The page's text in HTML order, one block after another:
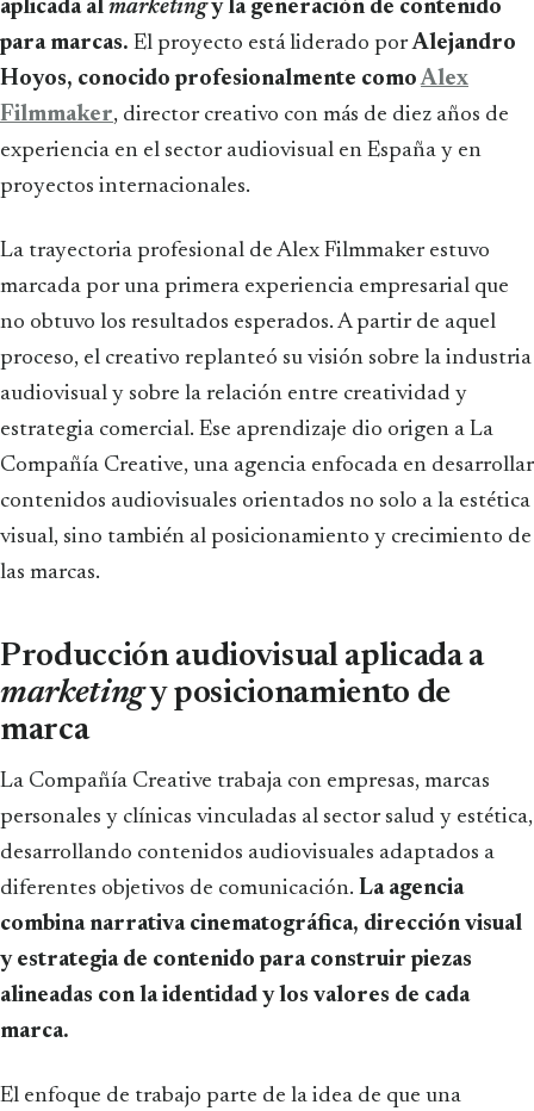
aplicada al marketingy la generación de contenido
para marcas. El proyecto está liderado porAlejandro
Hoyos, conocido profesionalmente comoAlex
Filmmaker, director creativo con más de diez años de
experiencia en el sector audiovisual en España y en
proyectos internacionales.
La trayectoria profesional de Alex Filmmaker estuvo
marcada por una primera experiencia empresarial que
no obtuvo los resultados esperados. A partir de aquel
proceso, el creativo replanteó su visión sobre la industria
audiovisual y sobre la relación entre creatividad y
estrategia comercial. Ese aprendizaje dio origen a La
Compañía Creative, una agencia enfocada en desarrollar
contenidos audiovisuales orientados no solo a la estética
visual, sino también al posicionamiento y crecimiento de
las marcas.
Producción audiovisual aplicada a
marketingy posicionamiento de
marca
La Compañía Creative trabaja con empresas, marcas
personales y clínicas vinculadas al sector salud y estética,
desarrollando contenidos audiovisuales adaptados a
diferentes objetivos de comunicación. La agencia
combina narrativa cinematográfica, dirección visual
y estrategia de contenido para construir piezas
alineadas con la identidad y los valores de cada
marca.
El enfoque de trabajo parte de la idea de que una